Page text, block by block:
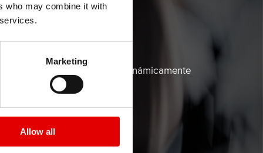
who may combine it with
Marketing
Allow all
ALL
aluminio optimizadas aerodinámicamente